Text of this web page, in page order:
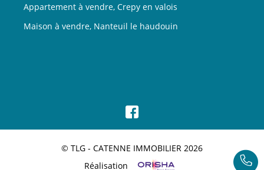
Appartement à vendre, Crepy en valois
Maison à vendre, Nanteuil le haudouin
© TLG - CATENNE IMMOBILIER 2026
Réalisation